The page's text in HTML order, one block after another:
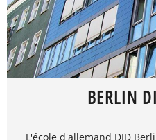
BERLIN
L'école d'allemand DID